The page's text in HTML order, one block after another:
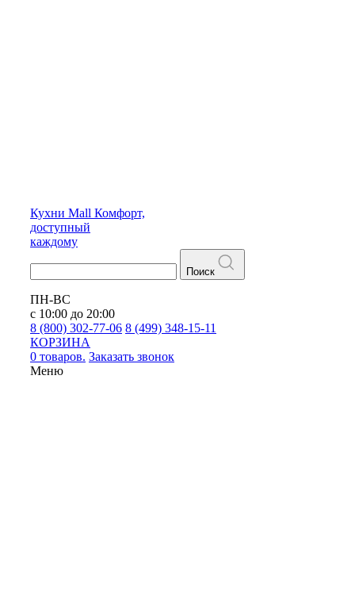
Кухни Mall Комфорт,
доступный
каждому
Поиск
ПН-ВС
с 10:00 до 20:00
8 (800) 302-77-06 8 (499) 348-15-11
КОРЗИНА
0 товаров. Заказать звонок
Меню